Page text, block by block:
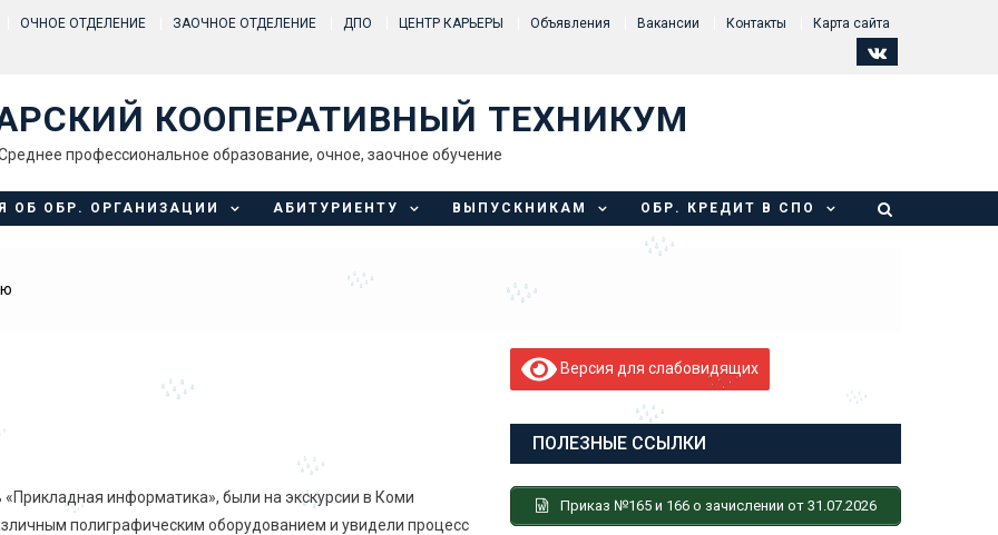
ОЧНОЕ ОТДЕЛЕНИЕ ЗАОЧНОЕ ОТДЕЛЕНИЕ ДПО ЦЕНТР КАРЬЕРЫ Объявления Вакансии Контакты Карта сайта
КООПЕРАТИВНЫЙ ТЕХНИКУМ
профессиональное образование, очное, заочное обучение
ОБ ОБР. ОРГАНИЗАЦИИ АБИТУРИЕНТУ ВЫПУСКНИКАМ ОБР. КРЕДИТ В СПО
информатика», были на экскурсии в Коми
полиграфическим оборудованием и увидели процесс
Версия для слабовидящих
ПОЛЕЗНЫЕ ССЫЛКИ
Приказ №165 и 166 о зачислении от 31.07.2026